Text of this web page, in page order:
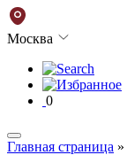
Москва
0
Главная страница »